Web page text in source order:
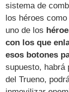
sistema de
los héroes
uno de los
con los que
esos botones
supuesto, habrá
del Trueno,